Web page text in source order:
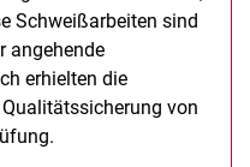
Schweißarbeiten sind
angehende
erhielten die
von